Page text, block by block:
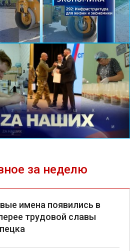
за неделю
имена появились в
трудовой славы